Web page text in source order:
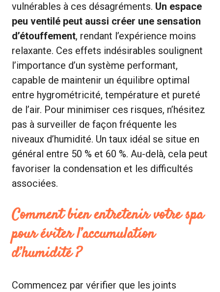
vulnérables à ces désagréments. Un espace
peu ventilé peut aussi créer une sensation
d’étouffement, rendant l’expérience moins
relaxante. Ces effets indésirables soulignent
l’importance d’un système performant,
capable de maintenir un équilibre optimal
entre hygrométricité, température et pureté
de l’air. Pour minimiser ces risques, n’hésitez
pas à surveiller de façon fréquente les
niveaux d’humidité. Un taux idéal se situe en
général entre 50 % et 60 %. Au-delà, cela peut
favoriser la condensation et les difficultés
associées.
Comment bien entretenir votre spa
pour éviter l’accumulation
d’humidité ?
Commencez par vérifier que les joints